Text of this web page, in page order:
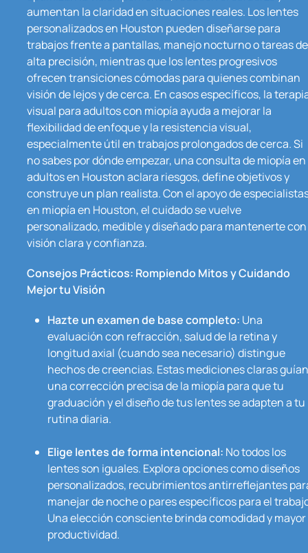
aumentan la claridad en situaciones reales. Los lentes
personalizados en Houston pueden diseñarse para
trabajos frente a pantallas, manejo nocturno o tareas de
alta precisión, mientras que los lentes progresivos
ofrecen transiciones cómodas para quienes combinan
visión de lejos y de cerca. En casos específicos, la
visual para adultos con miopía ayuda a mejorar la
flexibilidad de enfoque y la resistencia visual,
especialmente útil en trabajos prolongados de cerca. Si
no sabes por dónde empezar, una consulta de miopía en
adultos en Houston aclara riesgos, define objetivos y
construye un plan realista. Con el apoyo de
en miopía en Houston, el cuidado se vuelve
personalizado, medible y diseñado para mantenerte con
visión clara y confianza.
Consejos Prácticos: Rompiendo Mitos y Cuidando
Mejor tu Visión
Hazte un examen de base completo: Una
evaluación con refracción, salud de la retina y
longitud axial (cuando sea necesario) distingue
hechos de creencias. Estas mediciones claras guían
una corrección precisa de la miopía para que tu
graduación y el diseño de tus lentes se adapten a tu
rutina diaria.
Elige lentes de forma intencional: No todos los
lentes son iguales. Explora opciones como diseños
personalizados, recubrimientos antirreflejantes
manejar de noche o pares específicos para el
Una elección consciente brinda comodidad y mayor
productividad.